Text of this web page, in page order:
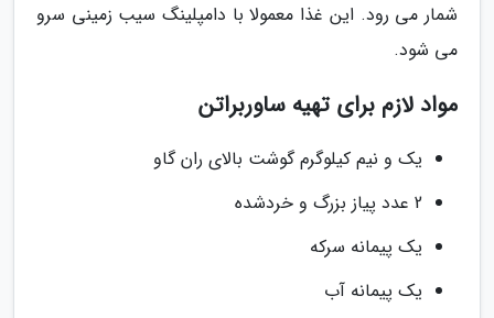
شمار می رود. این غذا معمولا با دامپلینگ سیب زمینی سرو
می شود.
مواد لازم برای تهیه ساوربراتن
یک و نیم کیلوگرم گوشت بالای ران گاو
2 عدد پیاز بزرگ و خردشده
یک پیمانه سرکه
یک پیمانه آب